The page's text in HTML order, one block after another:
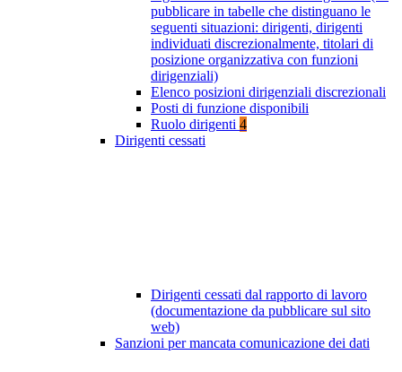
pubblicare in tabelle che distinguano le
seguenti situazioni: dirigenti, dirigenti
individuati discrezionalmente, titolari di
posizione organizzativa con funzioni
dirigenziali)
Elenco posizioni dirigenziali discrezionali
Posti di funzione disponibili
Ruolo dirigenti 4
Dirigenti cessati
Dirigenti cessati dal rapporto di lavoro
(documentazione da pubblicare sul sito
web)
Sanzioni per mancata comunicazione dei dati